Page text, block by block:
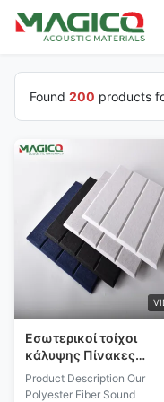
Found 200 products
Εσωτερικοί τοίχοι
κάλυψης Πίνακες
απορρόφησης ήχου
πολυεστέρα Πίνακες
Product Description Our
Polyester Fiber Sound